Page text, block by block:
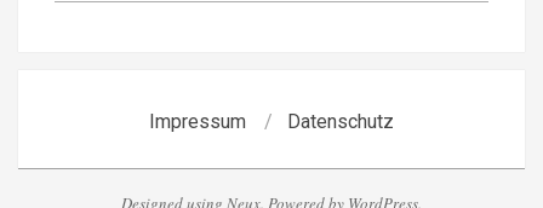
Impressum Datenschutz
Designed using Neux. Powered by WordPress.